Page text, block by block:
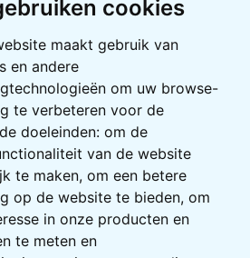
cookies
maakt gebruik van
en andere
om uw browse-
te verbeteren voor de
doeleinden: om de
van de website
te maken, om een betere
op de website te bieden, om
in onze producten en
te meten en